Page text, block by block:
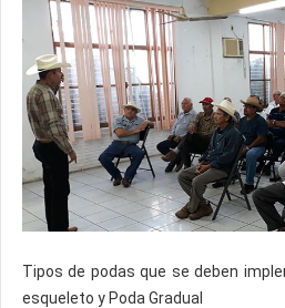
Tipos de podas que se deben
esqueleto y Poda Gradual